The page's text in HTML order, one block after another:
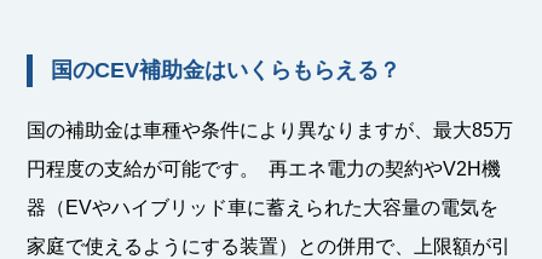
国のCEV補助金はいくらもらえる？
国の補助金は車種や条件により異なりますが、最大85万
円程度の支給が可能です。 再エネ電力の契約やV2H機
器（EVやハイブリッド車に蓄えられた大容量の電気を
家庭で使えるようにする装置）との併用で、上限額が引